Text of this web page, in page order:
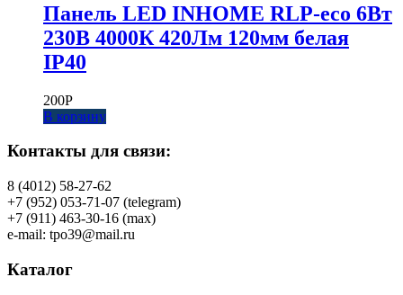
Панель LED INHOME RLP-eco 6Вт
230В 4000К 420Лм 120мм белая
IP40
200Р
В корзину
Контакты для связи:
8 (4012) 58-27-62
+7 (952) 053-71-07 (telegram)
+7 (911) 463-30-16 (max)
e-mail: tpo39@mail.ru
Каталог